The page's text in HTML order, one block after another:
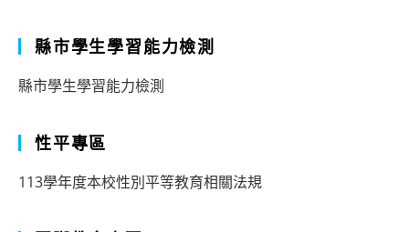
縣市學生學習能力檢測
縣市學生學習能力檢測
性平專區
113學年度本校性別平等教育相關法規